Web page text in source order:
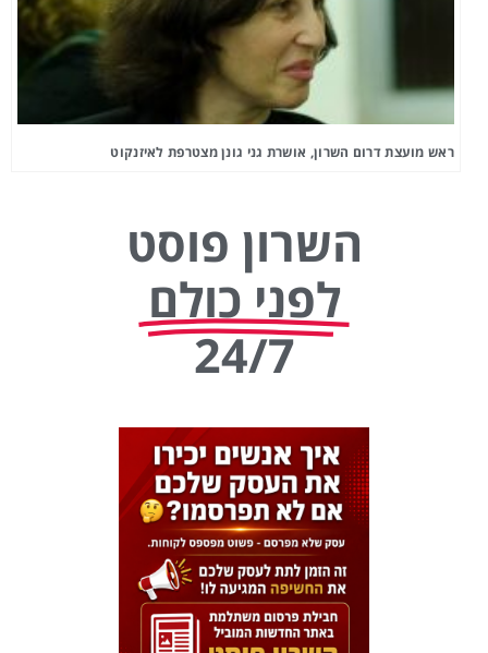
ראש מועצת דרום השרון, אושרת גני גונן מצטרפת לאיזנקוט
השרון פוסט
לפני כולם
24/7